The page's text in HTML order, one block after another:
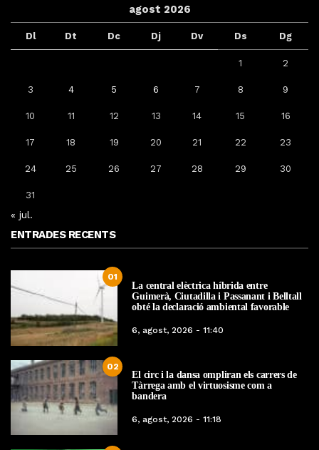
agost 2026
Dl Dt Dc Dj Dv Ds Dg
1 2
3 4 5 6 7 8 9
10 11 12 13 14 15 16
17 18 19 20 21 22 23
24 25 26 27 28 29 30
31
« jul.
ENTRADES RECENTS
01
La central elèctrica híbrida entre
Guimerà, Ciutadilla i Passanant i Belltall
obté la declaració ambiental favorable
6, agost, 2026 - 11:40
02
El circ i la dansa ompliran els carrers de
Tàrrega amb el virtuosisme com a
bandera
6, agost, 2026 - 11:18